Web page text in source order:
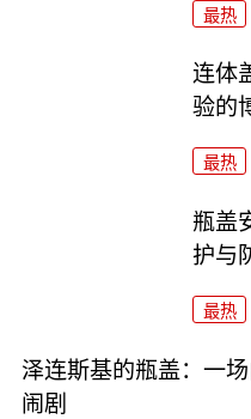
最热
连体
验的
最热
瓶盖
护与
最热
泽连斯基的瓶盖：一
闹剧